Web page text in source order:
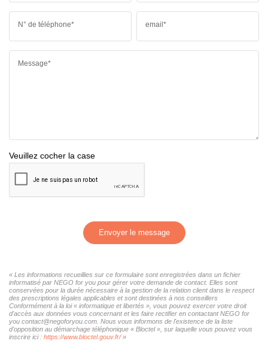
N° de téléphone* email*
Message*
Veuillez cocher la case
Envoyer le message
« Les informations recueillies sur ce formulaire sont enregistrées dans un fichier
informatisé par NEGO for you pour gérer votre demande de contact. Elles sont
conservées pour la durée nécessaire à la gestion de la relation client dans le respect
des prescriptions légales applicables et sont destinées à nos conseillers
Conformément à la loi « informatique et libertés », vous pouvez exercer votre droit
d'accès aux données vous concernant et les faire rectifier en contactant NEGO for
you contact@negoforyou.com. Nous vous informons de l'existence de la liste
d'opposition au démarchage téléphonique « Bloctel », sur laquelle vous pouvez vous
inscrire ici : https://www.bloctel.gouv.fr/»